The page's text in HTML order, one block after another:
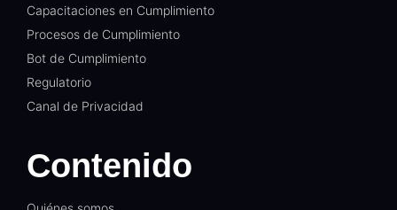
Capacitaciones en Cumplimiento​
Procesos de Cumplimiento​
Bot de Cumplimiento​
Regulatorio​
Canal de Privacidad​
Contenido